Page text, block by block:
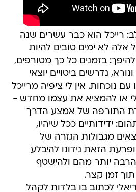
רייכל הוא כבר עשרים שנה
אלה לא ימים טובים להיות
בזמנים כל כך מטורפים,
נדרשים ביטויים יוצאי
נוכחות. אין לי ציפיה מרייכל
או להמציא את עצמו מחדש -
התורפה של אמצע הדרך
ידידותיים ככל שיהיו,
מגבולות הגזרה של
הזאת נידונו להיבלע
יותר מהם ולהישטף
זמן קצר.
לכתוב בו בלדות לקהל